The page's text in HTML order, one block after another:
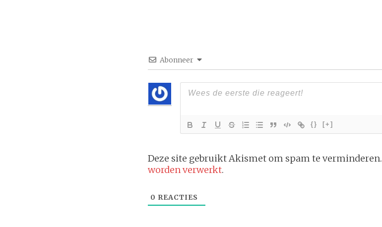
Abonneer
{} [+]
Deze site gebruikt Akismet om spam te verminderen.
worden verwerkt.
0 REACTIES